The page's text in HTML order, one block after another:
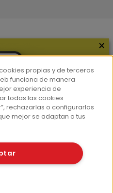
Consumer
EROSKI
cookies
×
propias y de terceros
funciona de manera
experiencia de
todas las cookies
rechazarlas o configurarlas
mejor se adaptan a tus